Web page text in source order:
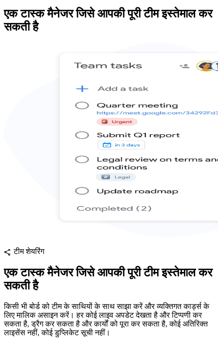
एक टास्क मैनेजर जिसे आपकी पूरी टीम इस्तेमाल कर
सकती है
share टीम शेयरिंग
एक टास्क मैनेजर जिसे आपकी पूरी टीम इस्तेमाल कर
सकती है
किसी भी बोर्ड को टीम के साथियों के साथ साझा करें और व्यक्तिगत कार्ड्स के
लिए मालिक असाइन करें। हर कोई लाइव अपडेट देखता है और टिप्पणी कर
सकता है, ड्रैग कर सकता है और कार्यों को पूरा कर सकता है, कोई अतिरिक्त
लाइसेंस नहीं, कोई डुप्लिकेट सूची नहीं।